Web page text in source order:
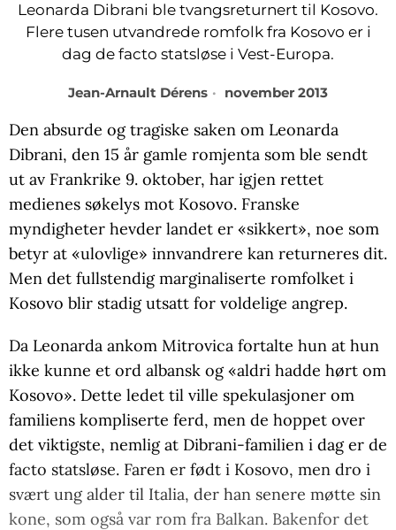
Leonarda Dibrani ble tvangsreturnert til Kosovo.
Flere tusen utvandrede romfolk fra Kosovo er i
dag de facto statsløse i Vest-Europa.
Jean-Arnault Dérens november 2013
Den absurde og tragiske saken om Leonarda
Dibrani, den 15 år gamle romjenta som ble sendt
ut av Frankrike 9. oktober, har igjen rettet
medienes søkelys mot Kosovo. Franske
myndigheter hevder landet er «sikkert», noe som
betyr at «ulovlige» innvandrere kan returneres dit.
Men det fullstendig marginaliserte romfolket i
Kosovo blir stadig utsatt for voldelige angrep.
Da Leonarda ankom Mitrovica fortalte hun at hun
ikke kunne et ord albansk og «aldri hadde hørt om
Kosovo». Dette ledet til ville spekulasjoner om
familiens kompliserte ferd, men de hoppet over
det viktigste, nemlig at Dibrani-familien i dag er de
facto statsløse. Faren er født i Kosovo, men dro i
svært ung alder til Italia, der han senere møtte sin
kone, som også var rom fra Balkan. Bakenfor det